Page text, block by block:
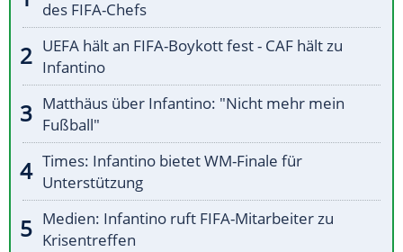
des FIFA-Chefs
UEFA hält an FIFA-Boykott fest - CAF hält zu
Infantino
Matthäus über Infantino: "Nicht mehr mein
Fußball"
Times: Infantino bietet WM-Finale für
Unterstützung
Medien: Infantino ruft FIFA-Mitarbeiter zu
Krisentreffen